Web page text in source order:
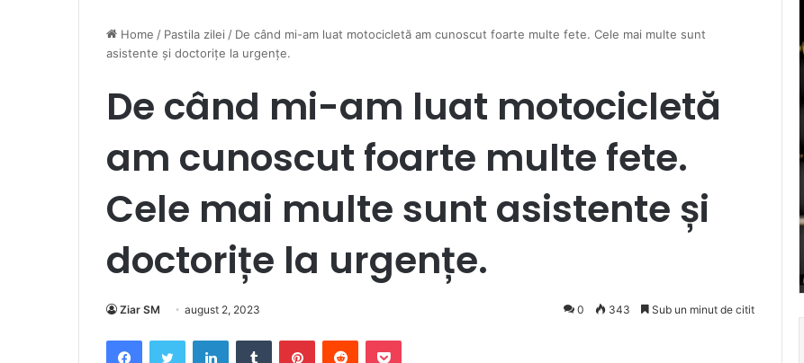
Home / Pastila zilei / De când mi-am luat motocicletă am cunoscut foarte multe fete. Cele mai multe sunt
asistente și doctorițe la urgențe.
De când mi-am luat motocicletă
am cunoscut foarte multe fete.
Cele mai multe sunt asistente și
doctorițe la urgențe.
Ziar SM august 2, 2023 0 343 Sub un minut de citit